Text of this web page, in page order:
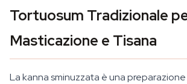
Tortuosum Tradizionale
Masticazione e Tisana
La kanna sminuzzata è una